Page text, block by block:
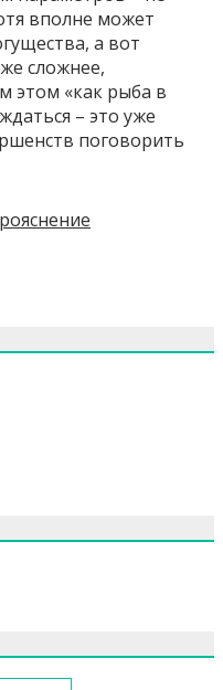
вполне может
а вот
сложнее,
этом «как рыба в
– это уже
поговорить